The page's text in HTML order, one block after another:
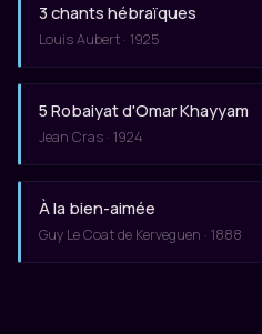
3 chants hébraïques
Louis Aubert · 1925
5 Robaiyat d'Omar Khayyam
Jean Cras · 1924
À la bien-aimée
Guy Le Coat de Kerveguen · 1888